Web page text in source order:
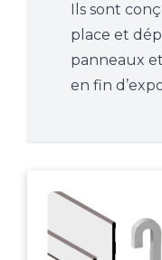
Ils sont
place et
panneaux
en fin